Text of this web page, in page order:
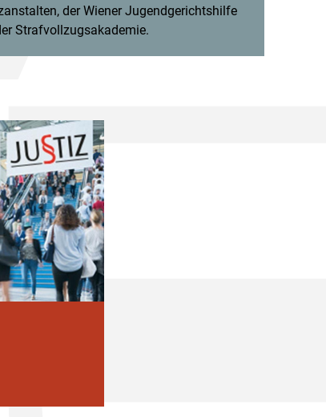
der Wiener Jugendgerichtshilfe
Strafvollzugsakademie.